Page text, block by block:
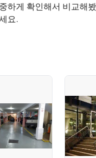
하게 확인해서 비교해
요.